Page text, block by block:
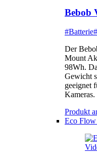
Bebob
#Batterie
Der
Mount
98Wh.
Gewicht
geeignet
Kameras.
Produkt
Eco